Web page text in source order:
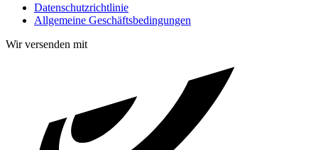
Datenschutzrichtlinie
Allgemeine Geschäftsbedingungen
Wir versenden mit